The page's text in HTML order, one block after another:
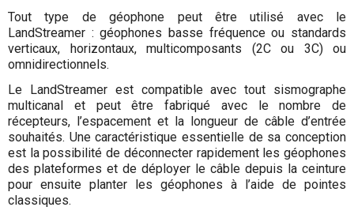
Tout type de géophone peut être utilisé avec le
LandStreamer : géophones basse fréquence ou standards
verticaux, horizontaux, multicomposants (2C ou 3C) ou
omnidirectionnels.
Le LandStreamer est compatible avec tout sismographe
multicanal et peut être fabriqué avec le nombre de
récepteurs, l’espacement et la longueur de câble d’entrée
souhaités. Une caractéristique essentielle de sa conception
est la possibilité de déconnecter rapidement les géophones
des plateformes et de déployer le câble depuis la ceinture
pour ensuite planter les géophones à l’aide de pointes
classiques.